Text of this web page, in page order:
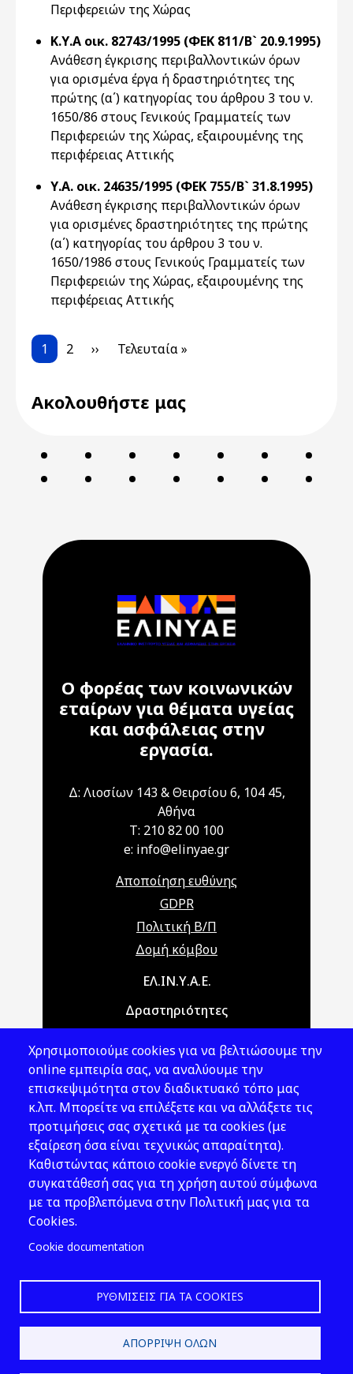
Περιφερειών της Χώρας
Κ.Υ.Α οικ. 82743/1995 (ΦΕΚ 811/Β` 20.9.1995)
Ανάθεση έγκρισης περιβαλλοντικών όρων
για ορισμένα έργα ή δραστηριότητες της
πρώτης (α΄) κατηγορίας του άρθρου 3 του ν.
1650/86 στους Γενικούς Γραμματείς των
Περιφερειών της Χώρας, εξαιρουμένης της
περιφέρειας Αττικής
Υ.Α. οικ. 24635/1995 (ΦΕΚ 755/Β` 31.8.1995)
Ανάθεση έγκρισης περιβαλλοντικών όρων
για ορισμένες δραστηριότητες της πρώτης
(α΄) κατηγορίας του άρθρου 3 του ν.
1650/1986 στους Γενικούς Γραμματείς των
Περιφερειών της Χώρας, εξαιρουμένης της
περιφέρειας Αττικής
Pagination
Current page
1 Page
2 Next page
›› Last page
Τελευταία »
Ακολουθήστε μας
Ο φορέας των κοινωνικών
εταίρων για θέματα υγείας
και ασφάλειας στην
εργασία.
Δ: Λιοσίων 143 & Θειρσίου 6, 104 45,
Αθήνα
T: 210 82 00 100
e: info@elinyae.gr
Αποποίηση ευθύνης
GDPR
Πολιτική Β/Π
Δομή κόμβου
Main navigationΕΛ.ΙΝ.Υ.Α.Ε.
Δραστηριότητες
Νομοθεσία
Εκδόσεις
Νέα - Εκδηλώσεις
Ακολουθήστε μας
Χρησιμοποιούμε cookies για να βελτιώσουμε την
online εμπειρία σας, να αναλύουμε την
επισκεψιμότητα στον διαδικτυακό τόπο μας
κ.λπ. Μπορείτε να επιλέξετε και να αλλάξετε τις
προτιμήσεις σας σχετικά με τα cookies (με
εξαίρεση όσα είναι τεχνικώς απαραίτητα).
Καθιστώντας κάποιο cookie ενεργό δίνετε τη
συγκατάθεσή σας για τη χρήση αυτού σύμφωνα
με τα προβλεπόμενα στην Πολιτική μας για τα
Cookies.
Cookie documentation
ΡΥΘΜΊΣΕΙΣ ΓΙΑ ΤΑ COOKIES
ΑΠΌΡΡΙΨΗ ΌΛΩΝ
2026 © ΕΛ.ΙΝ.Υ.Α.Ε.
Design & Development by